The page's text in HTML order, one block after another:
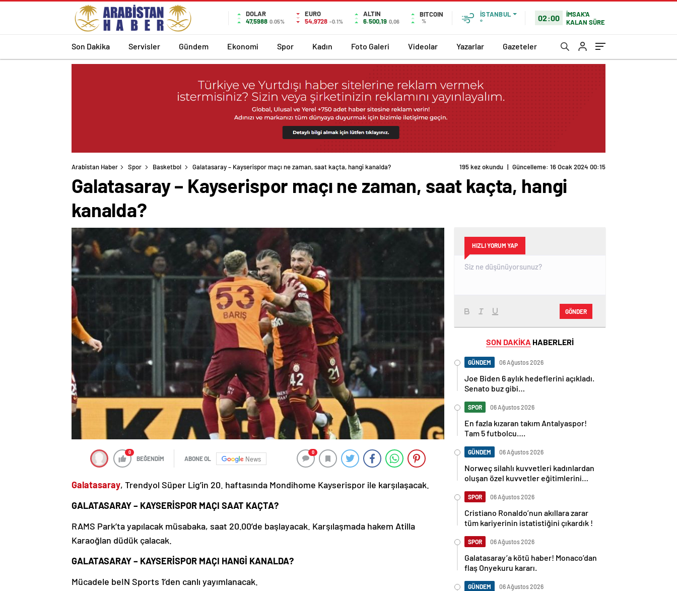
DOLAR
47,5988 0.05%
EURO
54,9728 -0.1%
ALTIN
6.500,19 0,06
BITCOIN
%
İSTANBUL
°
02:00
İMSAK'A
KALAN SÜRE
Son Dakika Servisler Gündem Ekonomi Spor Kadın Foto Galeri Videolar Yazarlar Gazeteler
Arabistan Haber Spor Basketbol Galatasaray – Kayserispor maçı ne zaman, saat kaçta, hangi kanalda?
Galatasaray – Kayserispor maçı ne zaman, saat kaçta, hangi
kanalda?
0
BEĞENDİM ABONE OL News
0
Galatasaray, Trendyol Süper Lig’in 20. haftasında Mondihome Kayserispor ile karşılaşacak.
GALATASARAY – KAYSERİSPOR MAÇI SAAT KAÇTA?
RAMS Park’ta yapılacak müsabaka, saat 20.00’de başlayacak. Karşılaşmada hakem Atilla
Karaoğlan düdük çalacak.
GALATASARAY – KAYSERİSPOR MAÇI HANGİ KANALDA?
Mücadele beIN Sports 1’den canlı yayımlanacak.
HIZLI YORUM YAP
GÖNDER
SON DAKİKA HABERLERİ
GÜNDEM 06 Ağustos 2026
Joe Biden 6 aylık hedeflerini açıkladı.
Senato buz gibi…
SPOR 06 Ağustos 2026
En fazla kızaran takım Antalyaspor!
Tam 5 futbolcu….
GÜNDEM 06 Ağustos 2026
Norweç silahlı kuvvetleri kadınlardan
oluşan özel kuvvetler eğitimlerini
SPOR 06 Ağustos 2026
Cristiano Ronaldo’nun akıllara zarar
tüm kariyerinin istatistiğini çıkardık !
SPOR 06 Ağustos 2026
Galatasaray’a kötü haber! Monaco’dan
flaş Onyekuru kararı.
GÜNDEM 06 Ağustos 2026